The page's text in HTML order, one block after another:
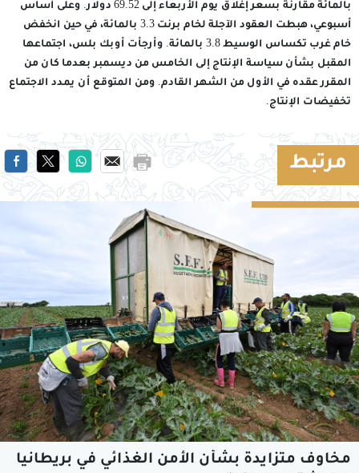
بالمائة مقارنة بسعر إغلاق يوم الأربعاء إلى 69.52 دولار. وعلى أساس
أسبوعي، هبطت العقود الآجلة لخام برنت 3.3 بالمائة، في حين انخفض
خام غرب تكساس الوسيط 3.8 بالمائة. وأرجأت أوبك بلس، اجتماعها
المقبل بشأن سياسة الإنتاج إلى الخامس من ديسمبر بعدما كان من
المقرر عقده في الأول من الشهر القادم. ومن المتوقع أن يمدد الاجتماع
تخفيضات الإنتاج.
مرتبط
مخاوف متزايدة بشأن الأمن الغذائي في بريطانيا